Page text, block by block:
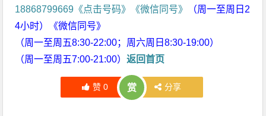
18868799669《点击号码》《微信同号》
（周一至周日2
4小时）《微信同号》
（周一至周五8:30-22:00；周六周日8:30-19:00）
（周一至周五7:00-21:00）返回首页
赞 0 赏 分享